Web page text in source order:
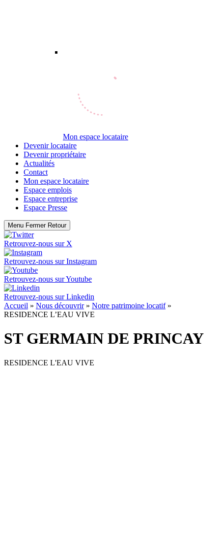
Mon espace locataire
Devenir locataire
Devenir propriétaire
Actualités
Contact
Mon espace locataire
Espace emplois
Espace entreprise
Espace Presse
Menu Fermer Retour
Retrouvez-nous sur X
Retrouvez-nous surInstagram
Retrouvez-nous surYoutube
Retrouvez-nous surLinkedin
Accueil » Nous découvrir» Notre patrimoine locatif»
RESIDENCE L’EAU VIVE
ST GERMAIN DE PRINCAY
RESIDENCE L'EAU VIVE